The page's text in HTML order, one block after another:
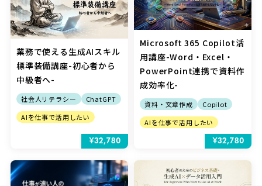
業務で使える生成AIスキル
標準装備講座-初心者から
中級者へ-
社会人リテラシー
ChatGPT
AIを仕事で活用したい
¥32,780
Microsoft 365 Copilot活
用講座-Word・Excel・
PowerPoint連携で資料作
成効率化-
資料・文章作成
Copilot
AIを仕事で活用したい
¥32,780